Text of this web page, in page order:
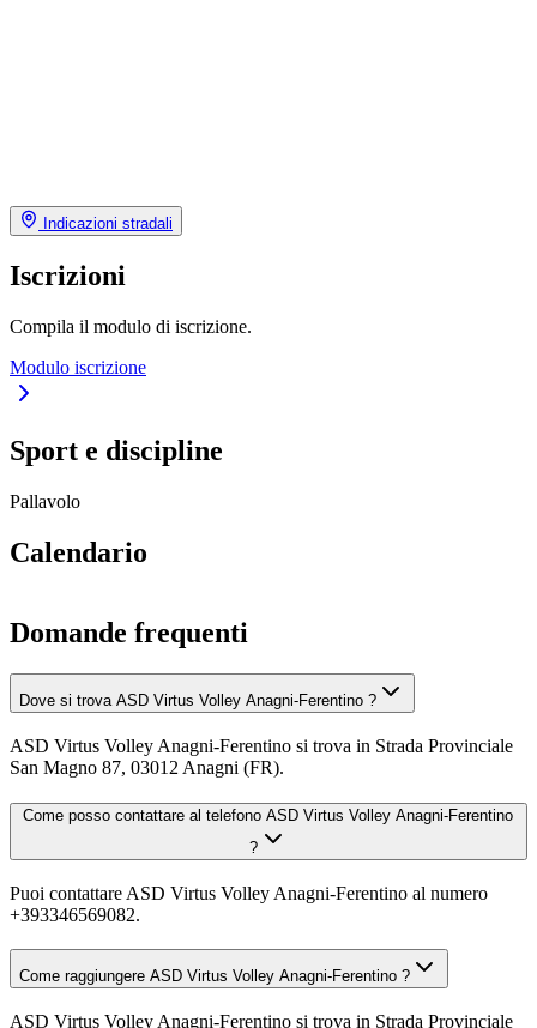
Indicazioni stradali
Iscrizioni
Compila il modulo di iscrizione.
Modulo iscrizione
Sport e discipline
Pallavolo
Calendario
Domande frequenti
Dove si trova ASD Virtus Volley Anagni-Ferentino ?
ASD Virtus Volley Anagni-Ferentino si trova in Strada Provinciale
San Magno 87, 03012 Anagni (FR).
Come posso contattare al telefono ASD Virtus Volley Anagni-Ferentino
?
Puoi contattare ASD Virtus Volley Anagni-Ferentino al numero
+393346569082.
Come raggiungere ASD Virtus Volley Anagni-Ferentino ?
ASD Virtus Volley Anagni-Ferentino si trova in Strada Provinciale